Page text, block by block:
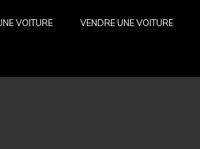
VOITURE VENDRE UNE VOITURE